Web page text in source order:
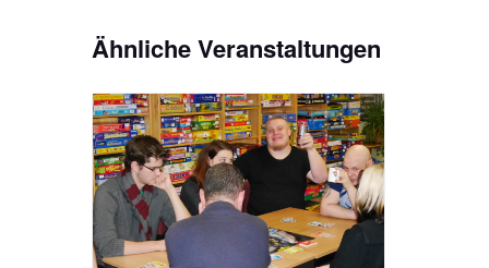
Ähnliche Veranstaltungen